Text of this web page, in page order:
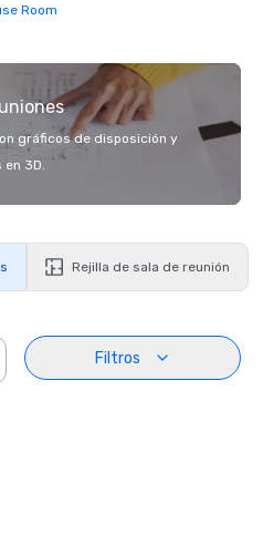
Room
gráficos de disposición y
3D.
Rejilla de sala de reunión
Filtros